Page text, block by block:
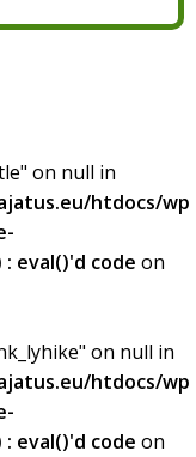
on null in
htdocs/wp
eval()'d code on
on null in
htdocs/wp
eval()'d code on